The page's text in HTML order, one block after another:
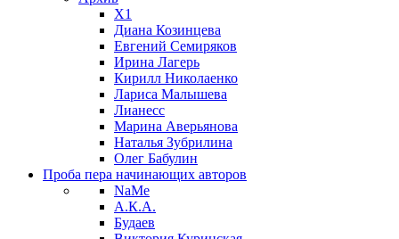
X1
Диана Козинцева
Евгений Семиряков
Ирина Лагерь
Кирилл Николаенко
Лариса Малышева
Лианесс
Марина Аверьянова
Наталья Зубрилина
Олег Бабулин
Проба пера начинающих авторов
NaMe
А.К.А.
Будаев